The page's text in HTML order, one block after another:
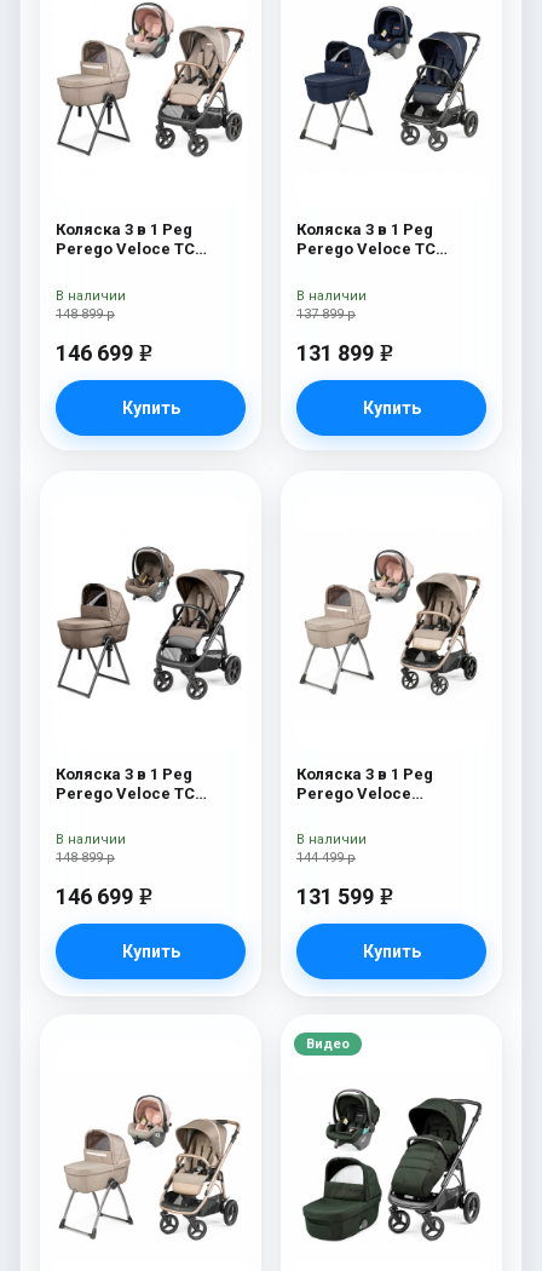
Коляска 3 в 1 Peg
Perego Veloce TC
Amour New
148 899 р
146 699 e
Купить
В наличии
Коляска 3 в 1 Peg
Perego Veloce TC
Shine
137 899 р
131 899 e
Купить
В наличии
Коляска 3 в 1 Peg
Perego Veloce TC
Bark New
148 899 р
146 699 e
Купить
В наличии
Коляска 3 в 1 Peg
Perego Veloce
Amour
144 499 р
131 599 e
Купить
В наличии
Видео